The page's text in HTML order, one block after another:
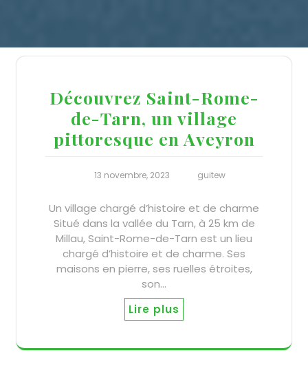
Découvrez Saint-Rome-
de-Tarn, un village
pittoresque en Aveyron
13 novembre, 2023 guitew
Un village chargé d’histoire et de charme
Situé dans la vallée du Tarn, à 25 km de
Millau, Saint-Rome-de-Tarn est un lieu
chargé d’histoire et de charme. Ses
maisons en pierre, ses ruelles étroites,
son…
Lire plus